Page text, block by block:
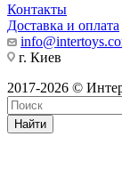
Контакты
Доставка и оплата
г. Киев
2017-2026 ©
Найти